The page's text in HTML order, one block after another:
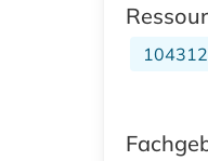
104312